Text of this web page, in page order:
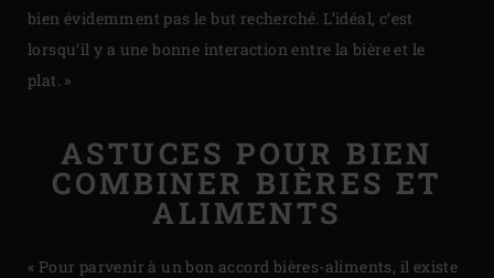
bien évidemment pas le but recherché. L’idéal, c’est
lorsqu’il y a une bonne interaction entre la bière et le
plat. »
ASTUCES POUR BIEN
COMBINER BIÈRES ET
ALIMENTS
« Pour parvenir à un bon accord bières-aliments, il existe